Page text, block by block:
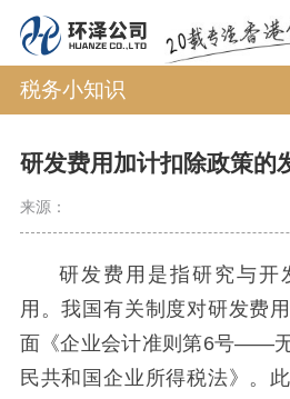
税务小知识
研发费用加计扣除政策的
来源：
研发费用是指研究与开
用。我国有关制度对研发费
面《企业会计准则第6号——
民共和国企业所得税法》。